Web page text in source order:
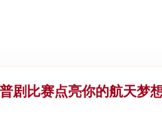
剧比赛点亮你的航天梦